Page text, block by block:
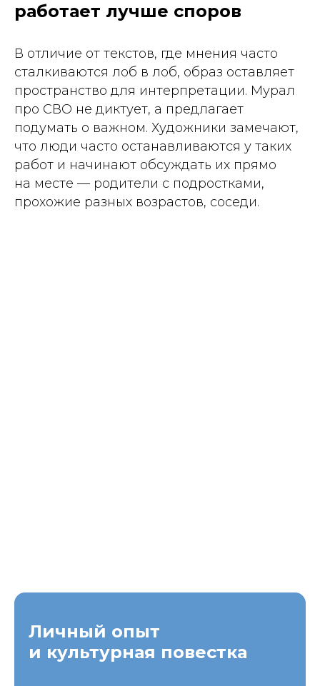
работает лучше споров
В отличие от текстов, где мнения часто
сталкиваются лоб в лоб, образ оставляет
пространство для интерпретации. Мурал
про СВО не диктует, а предлагает
подумать о важном. Художники замечают,
что люди часто останавливаются у таких
работ и начинают обсуждать их прямо
на месте — родители с подростками,
прохожие разных возрастов, соседи.
Личный опыт
и культурная повестка